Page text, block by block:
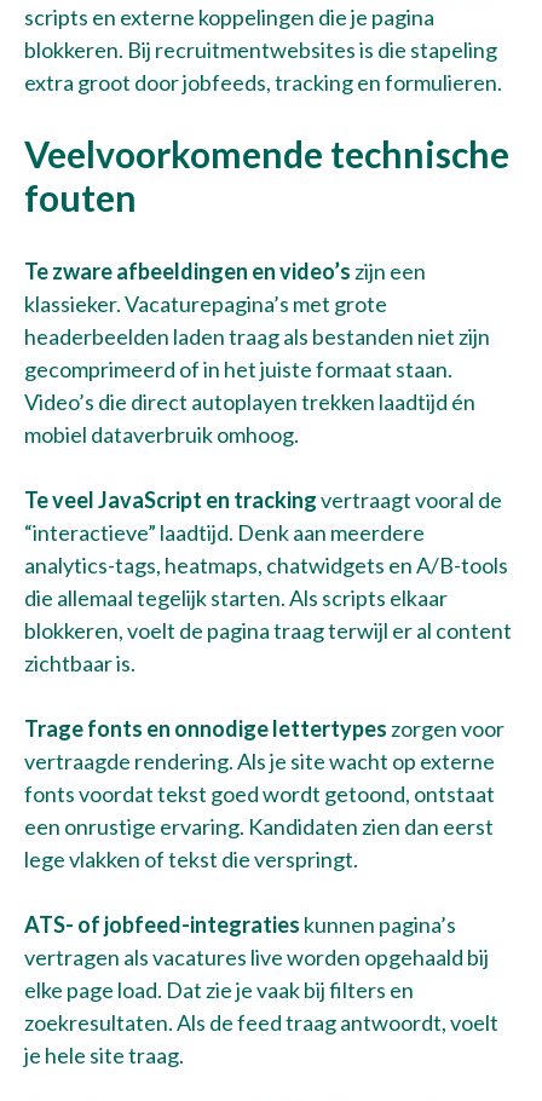
scripts en externe koppelingen die je pagina
blokkeren. Bij recruitmentwebsites is die stapeling
extra groot door jobfeeds, tracking en formulieren.
Veelvoorkomende technische
fouten
Te zware afbeeldingen en video’s zijn een
klassieker. Vacaturepagina’s met grote
headerbeelden laden traag als bestanden niet zijn
gecomprimeerd of in het juiste formaat staan.
Video’s die direct autoplayen trekken laadtijd én
mobiel dataverbruik omhoog.
Te veel JavaScript en trackingvertraagt vooral de
“interactieve” laadtijd. Denk aan meerdere
analytics-tags, heatmaps, chatwidgets en A/B-tools
die allemaal tegelijk starten. Als scripts elkaar
blokkeren, voelt de pagina traag terwijl er al content
zichtbaar is.
Trage fonts en onnodige lettertypes zorgen voor
vertraagde rendering. Als je site wacht op externe
fonts voordat tekst goed wordt getoond, ontstaat
een onrustige ervaring. Kandidaten zien dan eerst
lege vlakken of tekst die verspringt.
ATS- of jobfeed-integraties kunnen pagina’s
vertragen als vacatures live worden opgehaald bij
elke page load. Dat zie je vaak bij filters en
zoekresultaten. Als de feed traag antwoordt, voelt
je hele site traag.